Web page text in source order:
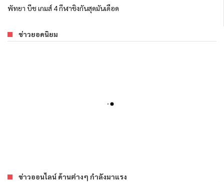
พัทยา บีช เกมส์ 4 กีฬาชิงกันสุดมันเดือด
ข่าวยอดนิยม
ข่าวออนไลน์ ด้านต่างๆ กำลังมาแรง